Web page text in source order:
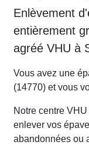
Enlèvement
entièrement
agréé VHU à
Vous avez une
(14770) et vous
Notre centre
enlever vos
abandonnées ou